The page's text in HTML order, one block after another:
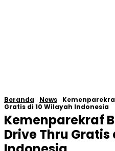
Beranda News
Gratis di 10 Wilayah Indonesia
Kemenparekraf
Drive Thru Gratis